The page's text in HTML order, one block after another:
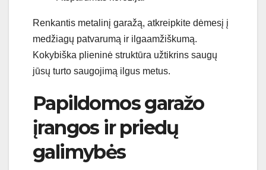
Renkantis metalinį garažą, atkreipkite dėmesį į
medžiagų patvarumą ir ilgaamžiškumą.
Kokybiška plieninė struktūra užtikrins saugų
jūsų turto saugojimą ilgus metus.
Papildomos garažo
įrangos ir priedų
galimybės